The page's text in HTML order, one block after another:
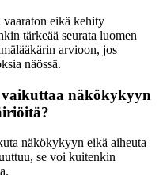
eikä kehity
tärkeää seurata luomen
arvioon, jos
näössä.
näkökykyyn
näkökykyyn eikä aiheuta
se voi kuitenkin